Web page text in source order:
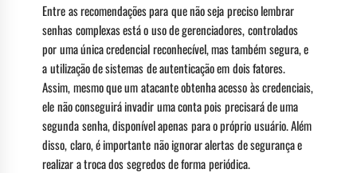
Entre as recomendações para que não seja preciso lembrar
senhas complexas está o uso de gerenciadores, controlados
por uma única credencial reconhecível, mas também segura, e
a utilização de sistemas de autenticação em dois fatores.
Assim, mesmo que um atacante obtenha acesso às credenciais,
ele não conseguirá invadir uma conta pois precisará de uma
segunda senha, disponível apenas para o próprio usuário. Além
disso, claro, é importante não ignorar alertas de segurança e
realizar a troca dos segredos de forma periódica.